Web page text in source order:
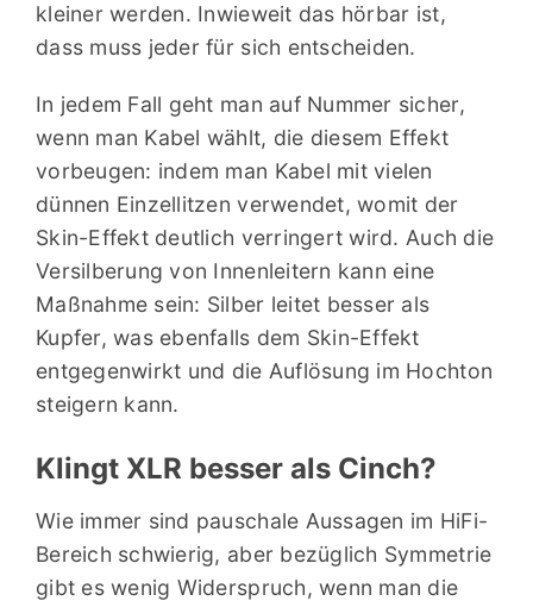
kleiner werden. Inwieweit das hörbar ist,
dass muss jeder für sich entscheiden.
In jedem Fall geht man auf Nummer sicher,
wenn man Kabel wählt, die diesem Effekt
vorbeugen: indem man Kabel mit vielen
dünnen Einzellitzen verwendet, womit der
Skin-Effekt deutlich verringert wird. Auch die
Versilberung von Innenleitern kann eine
Maßnahme sein: Silber leitet besser als
Kupfer, was ebenfalls dem Skin-Effekt
entgegenwirkt und die Auflösung im Hochton
steigern kann.
Klingt XLR besser als Cinch?
Wie immer sind pauschale Aussagen im HiFi-
Bereich schwierig, aber bezüglich Symmetrie
gibt es wenig Widerspruch, wenn man die